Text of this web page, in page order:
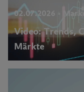
02.07.2026 -
Video: Trends,
Märkte